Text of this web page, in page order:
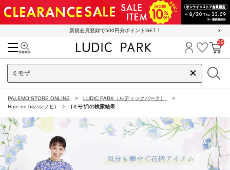
新規会員登録で500円分ポイントGET！
ログイン
お気に
カ
29
PALEMO STORE ONLINE
LUDIC PARK（ルディックパーク）
Hare no hi(ハレノヒ)
[ミモザ]の検索結果